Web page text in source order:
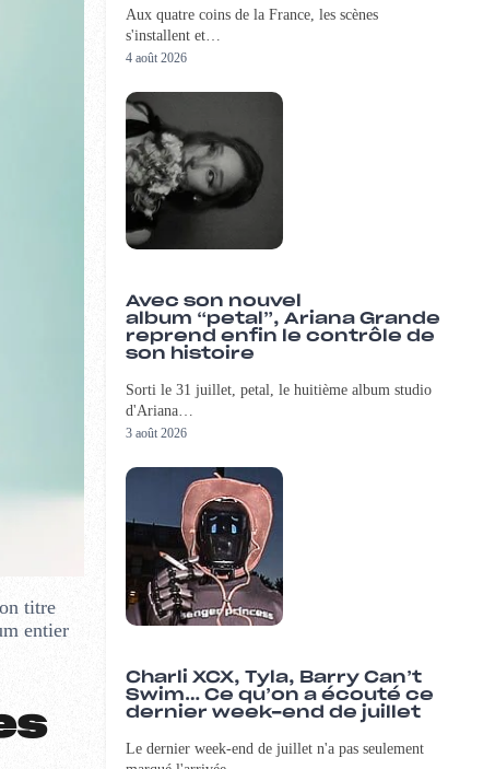
titre
entier
Aux quatre coins de la France, les scènes
s'installent et…
4 août 2026
Avec son nouvel
album “petal”, Ariana Grande
reprend enfin le contrôle de
son histoire
Sorti le 31 juillet, petal, le huitième album studio
d'Ariana…
3 août 2026
Charli XCX, Tyla, Barry Can’t
Swim… Ce qu’on a écouté ce
dernier week-end de juillet
Le dernier week-end de juillet n'a pas seulement